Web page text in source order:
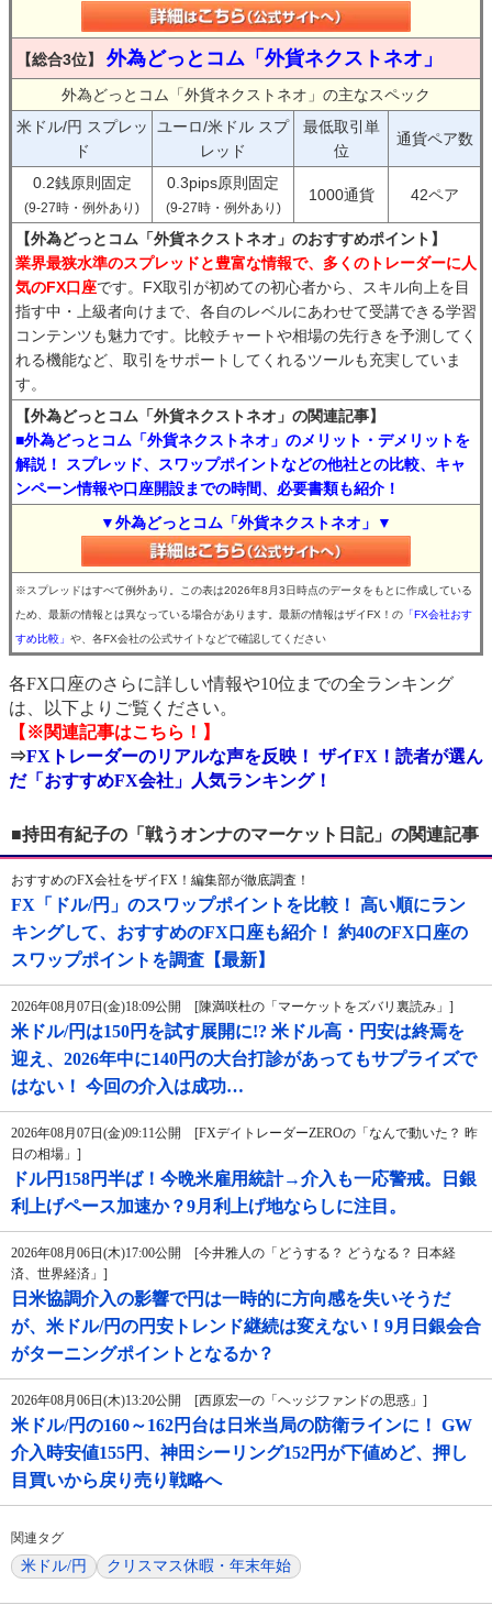
【総合3位】 外為どっとコム「外貨ネクストネオ」
外為どっとコム「外貨ネクストネオ」の主なスペック
米ドル/円 スプレッ
ド
ユーロ/米ドル スプ
レッド
最低取引単
位
通貨ペア数
0.2銭原則固定
(9-27時・例外あり)
0.3pips原則固定
(9-27時・例外あり)
1000通貨 42ペア
【外為どっとコム「外貨ネクストネオ」のおすすめポイント】
業界最狭水準のスプレッドと豊富な情報で、多くのトレーダーに人
気のFX口座です。FX取引が初めての初心者から、スキル向上を目
指す中・上級者向けまで、各自のレベルにあわせて受講できる学習
コンテンツも魅力です。比較チャートや相場の先行きを予測してく
れる機能など、取引をサポートしてくれるツールも充実していま
す。
【外為どっとコム「外貨ネクストネオ」の関連記事】
■外為どっとコム「外貨ネクストネオ」のメリット・デメリットを
解説！ スプレッド、スワップポイントなどの他社との比較、キャ
ンペーン情報や口座開設までの時間、必要書類も紹介！
▼外為どっとコム「外貨ネクストネオ」▼
※スプレッドはすべて例外あり。この表は2026年8月3日時点のデータをもとに作成している
ため、最新の情報とは異なっている場合があります。最新の情報はザイFX！の 「FX会社おす
すめ比較」 や、各FX会社の公式サイトなどで確認してください
各FX口座のさらに詳しい情報や10位までの全ランキング
は、以下よりご覧ください。
【※関連記事はこちら！】
⇒FXトレーダーのリアルな声を反映！ ザイFX！読者が選ん
だ「おすすめFX会社」人気ランキング！
■持田有紀子の「戦うオンナのマーケット日記」の関連記事
おすすめのFX会社をザイFX！編集部が徹底調査！
FX「ドル/円」のスワップポイントを比較！ 高い順にラン
キングして、おすすめのFX口座も紹介！ 約40のFX口座の
スワップポイントを調査【最新】
2026年08月07日(金)18:09公開 [陳満咲杜の「マーケットをズバリ裏読み」]
米ドル/円は150円を試す展開に!? 米ドル高・円安は終焉を
迎え、2026年中に140円の大台打診があってもサプライズで
はない！ 今回の介入は成功…
2026年08月07日(金)09:11公開 [FXデイトレーダーZEROの「なんで動いた？ 昨
日の相場」]
ドル円158円半ば！今晩米雇用統計→介入も一応警戒。日銀
利上げペース加速か？9月利上げ地ならしに注目。
2026年08月06日(木)17:00公開 [今井雅人の「どうする？ どうなる？ 日本経
済、世界経済」]
日米協調介入の影響で円は一時的に方向感を失いそうだ
が、米ドル/円の円安トレンド継続は変えない！9月日銀会合
がターニングポイントとなるか？
2026年08月06日(木)13:20公開 [西原宏一の「ヘッジファンドの思惑」]
米ドル/円の160～162円台は日米当局の防衛ラインに！ GW
介入時安値155円、神田シーリング152円が下値めど、押し
目買いから戻り売り戦略へ
関連タグ
米ドル/円 クリスマス休暇・年末年始